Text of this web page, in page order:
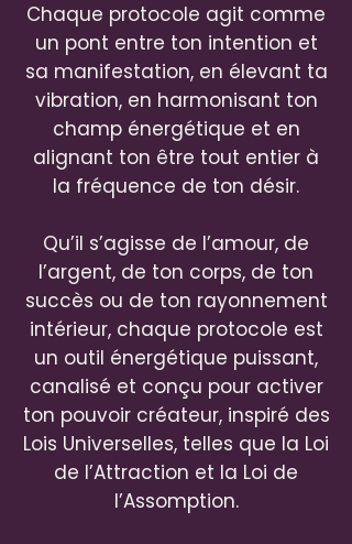
Chaque protocole agit comme
un pont entre ton intention et
sa manifestation, en élevant ta
vibration, en harmonisant ton
champ énergétique et en
alignant ton être tout entier à
la fréquence de ton désir.
Qu’il s’agisse de l’amour, de
l’argent, de ton corps, de ton
succès ou de ton rayonnement
intérieur, chaque protocole est
un outil énergétique puissant,
canalisé et conçu pour activer
ton pouvoir créateur, inspiré des
Lois Universelles, telles que la Loi
de l’Attraction et la Loi de
l’Assomption.